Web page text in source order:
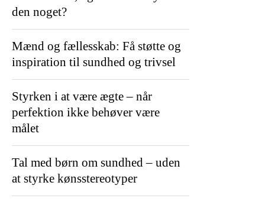
den noget?
Mænd og fællesskab: Få støtte og
inspiration til sundhed og trivsel
Styrken i at være ægte – når
perfektion ikke behøver være
målet
Tal med børn om sundhed – uden
at styrke kønsstereotyper